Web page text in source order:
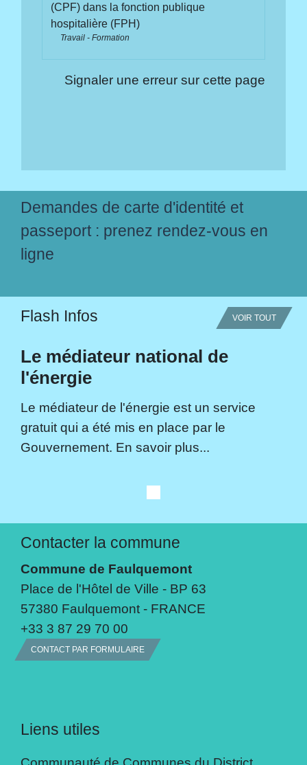
(CPF) dans la fonction publique
hospitalière (FPH)
Travail - Formation
Signaler une erreur sur cette page
Demandes de carte d'identité et
passeport : prenez rendez-vous en
ligne
Flash Infos VOIR TOUT
Le médiateur national de
l'énergie
Le médiateur de l'énergie est un service
gratuit qui a été mis en place par le
Gouvernement. En savoir plus...
Contacter la commune
Commune de Faulquemont
Place de l'Hôtel de Ville - BP 63
57380 Faulquemont - FRANCE
+33 3 87 29 70 00
CONTACT PAR FORMULAIRE
Liens utiles